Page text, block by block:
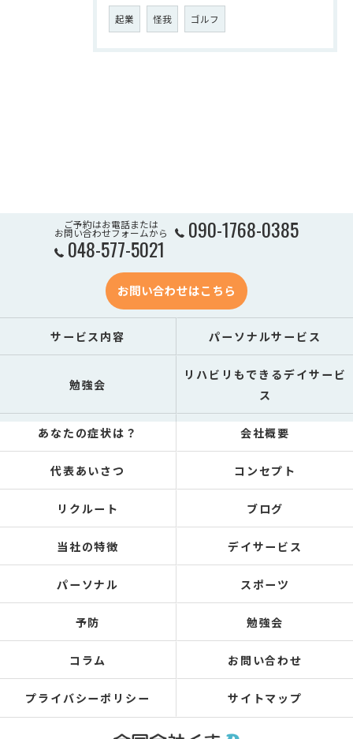
起業 怪我 ゴルフ
ご予約はお電話または
お問い合わせフォームから
048-577-5021
090-1768-0385
お問い合わせはこちら
サービス内容 パーソナルサービス
勉強会
リハビリもできるデイサービ
ス
あなたの症状は？ 会社概要
代表あいさつ コンセプト
リクルート ブログ
当社の特徴 デイサービス
パーソナル スポーツ
予防 勉強会
コラム お問い合わせ
プライバシーポリシー サイトマップ